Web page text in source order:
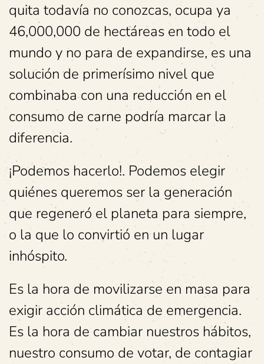
quita todavía no conozcas, ocupa ya
46,000,000 de hectáreas en todo el
mundo y no para de expandirse, es una
solución de primerísimo nivel que
combinaba con una reducción en el
consumo de carne podría marcar la
diferencia.
¡Podemos hacerlo!. Podemos elegir
quiénes queremos ser la generación
que regeneró el planeta para siempre,
o la que lo convirtió en un lugar
inhóspito.
Es la hora de movilizarse en masa para
exigir acción climática de emergencia.
Es la hora de cambiar nuestros hábitos,
nuestro consumo de votar, de contagiar